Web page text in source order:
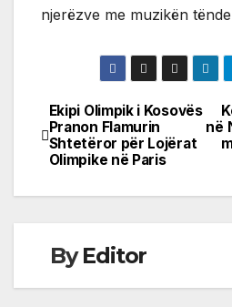
njerëzve me muzikën
Post
navigation
në
Ekipi Olimpik i Kosovës
Pranon Flamurin
Shtetëror për Lojërat
Olimpike në Paris
ByEditor